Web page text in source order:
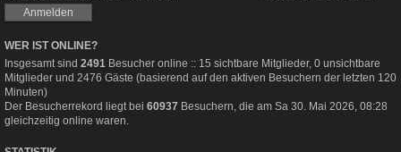
WER IST ONLINE?
Insgesamt sind 2491 Besucher online :: 15 sichtbare Mitglieder, 0 unsichtbare
Mitglieder und 2476 Gäste (basierend auf den aktiven Besuchern der letzten 120
Minuten)
Der Besucherrekord liegt bei 60937 Besuchern, die am Sa 30. Mai 2026, 08:28
gleichzeitig online waren.